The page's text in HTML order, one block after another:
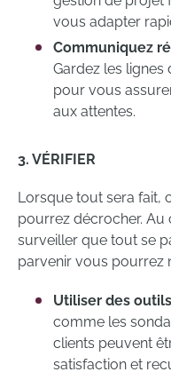
vous adapter
Communiquez
Gardez les
pour vous
aux attentes.
3. VÉRIFIER
Lorsque tout sera fait,
pourrez décrocher. Au
surveiller que tout se
parvenir vous pourrez
Utiliser des
comme les
clients peuvent
satisfaction et